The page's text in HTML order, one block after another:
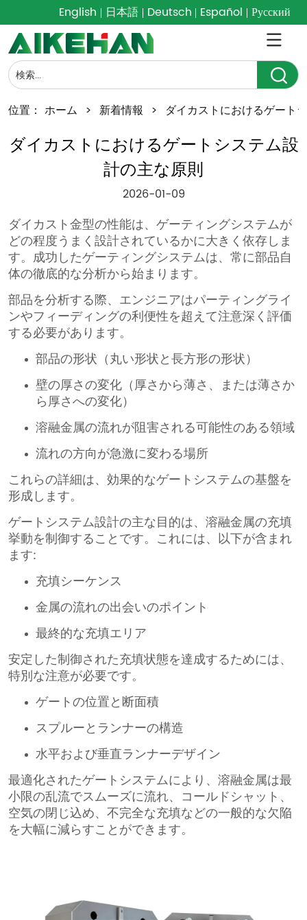
English 日本語 Deutsch Español Русский
位置： ホーム > 新着情報 > ダイカストにおけるゲート
ダイカストにおけるゲートシステム設
計の主な原則
2026-01-09